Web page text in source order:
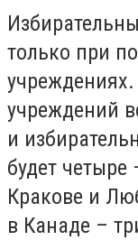
только при
учреждений
и
будет четыре
Кракове и
в Канаде –